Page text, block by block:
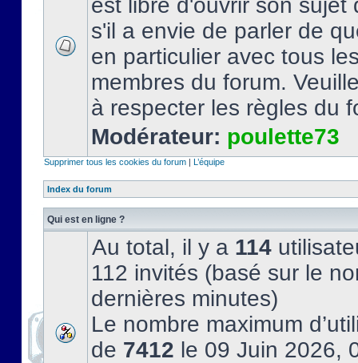
est libre d'ouvrir son sujet
s'il a envie de parler de
en particulier avec tous
membres du forum.
à respecter les règles du
Modérateur: poulette73
Supprimer tous les cookies du forum | L’équipe
Index du forum
Qui est en ligne ?
Au total, il y a 114
112 invités (basé sur le
dernières minutes)
Le nombre maximum
de 7412 le 09 Juin 2026,